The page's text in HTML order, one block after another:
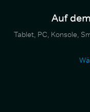
Auf
Tablet, PC, Konsole,